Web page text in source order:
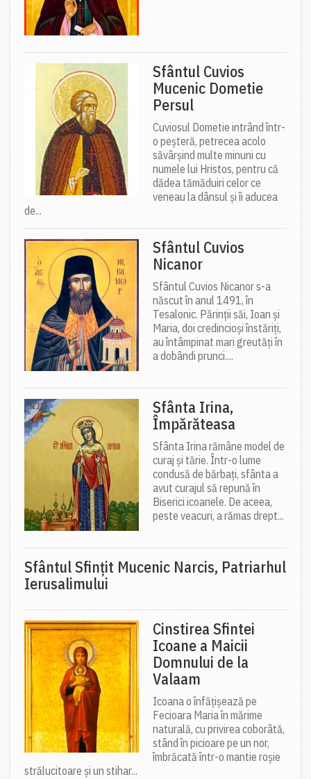
Sfântul Cuvios
Mucenic Dometie
Persul
Cuviosul Dometie intrând într-
o peșteră, petrecea acolo
săvârșind multe minuni cu
numele lui Hristos, pentru că
dădea tămăduiri celor ce
veneau la dânsul și îi aducea
de...
Sfântul Cuvios
Nicanor
Sfântul Cuvios Nicanor s-a
născut în anul 1491, în
Tesalonic. Părinții săi, Ioan și
Maria, doi credincioși înstăriți,
au întâmpinat mari greutăți în
a dobândi prunci....
Sfânta Irina,
Împărăteasa
Sfânta Irina rămâne model de
curaj și tărie. Într-o lume
condusă de bărbați, sfânta a
avut curajul să repună în
Biserici icoanele. De aceea,
peste veacuri, a rămas drept...
Sfântul Sfinţit Mucenic Narcis, Patriarhul
Ierusalimului
Cinstirea Sfintei
Icoane a Maicii
Domnului de la
Valaam
Icoana o înfățișează pe
Fecioara Maria în mărime
naturală, cu privirea coborâtă,
stând în picioare pe un nor,
îmbrăcată într-o mantie roșie
strălucitoare și un stihar...